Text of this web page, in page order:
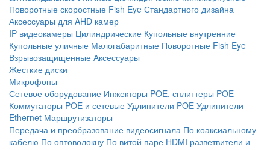
Поворотные скоростные Fish Eye Стандартного дизайна
Аксессуары для AHD камер
IP видеокамеры Цилиндрические Купольные внутренние
Купольные уличные Малогабаритные Поворотные Fish Eye
Взрывозащищенные Аксессуары
Жесткие диски
Микрофоны
Сетевое оборудование Инжекторы POE, сплиттеры POE
Коммутаторы POE и сетевые Удлинители POE Удлинители
Ethernet Маршрутизаторы
Передача и преобразование видеосигнала По коаксиальному
кабелю По оптоволокну По витой паре HDMI разветвители и